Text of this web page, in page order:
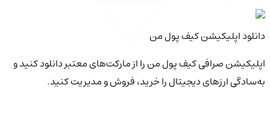
دانلود اپلیکیشن کیف‌ پول من
اپلیکیشن صرافی کیف پول من را از مارکت‌های معتبر دانلود کنید و
به‌سادگی ارزهای دیجیتال را خرید، فروش و مدیریت کنید.